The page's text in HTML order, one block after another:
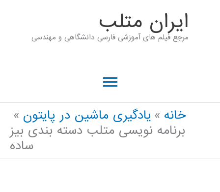
ايران متلب
مرجع فیلم های آموزشی فارسی دانشگاهی و مهندسی
فهرست
اصلی
خانه
یادگیری ماشین در پایتون
برنامه نویسی متلب دسته بندی بیز
ساده